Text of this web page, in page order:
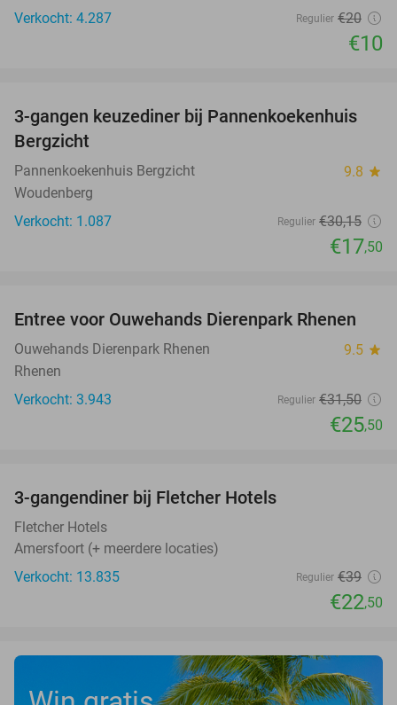
Verkocht: 4.287
Regulier €20
€10
42%
3-gangen keuzediner bij Pannenkoekenhuis
Bergzicht
Pannenkoekenhuis Bergzicht 9.8 star
Woudenberg
Verkocht: 1.087
Regulier €30,15
€17,50
19%
Entree voor Ouwehands Dierenpark Rhenen
Ouwehands Dierenpark Rhenen 9.5 star
Rhenen
Verkocht: 3.943
Regulier €31,50
€25,50
3-gangendiner bij Fletcher Hotels
Fletcher Hotels
Amersfoort (+ meerdere locaties)
Verkocht: 13.835
Regulier €39
€22,50